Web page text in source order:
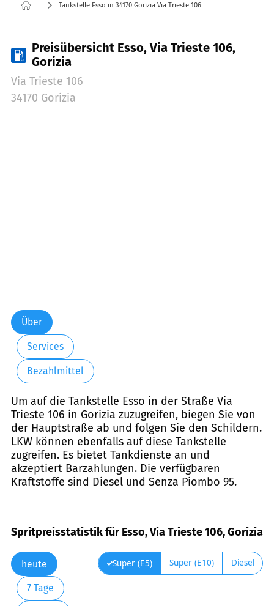
Tankstelle Esso in 34170 Gorizia Via Trieste 106
Preisübersicht Esso, Via Trieste 106,
Gorizia
Via Trieste 106
34170 Gorizia
Über
Services
Bezahlmittel
Um auf die Tankstelle Esso in der Straße Via
Trieste 106 in Gorizia zuzugreifen, biegen Sie von
der Hauptstraße ab und folgen Sie den Schildern.
LKW können ebenfalls auf diese Tankstelle
zugreifen. Es bietet Tankdienste an und
akzeptiert Barzahlungen. Die verfügbaren
Kraftstoffe sind Diesel und Senza Piombo 95.
Spritpreisstatistik für Esso, Via Trieste 106, Gorizia
heute
7 Tage
Super (E5) Super (E10) Diesel